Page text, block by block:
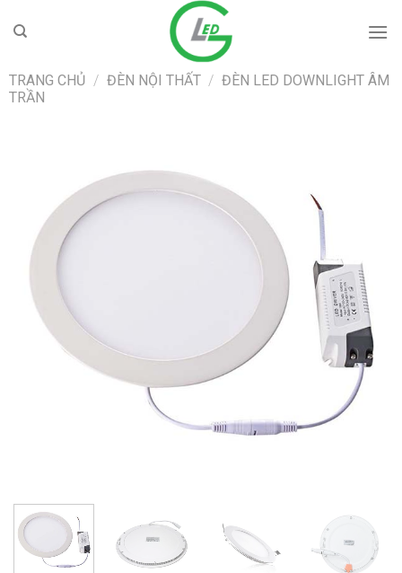
TRANG CHỦ / ĐÈN NỘI THẤT / ĐÈN LED DOWNLIGHT ÂM
TRẦN